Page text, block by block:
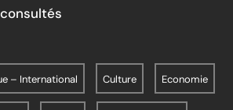
– International Culture Economie